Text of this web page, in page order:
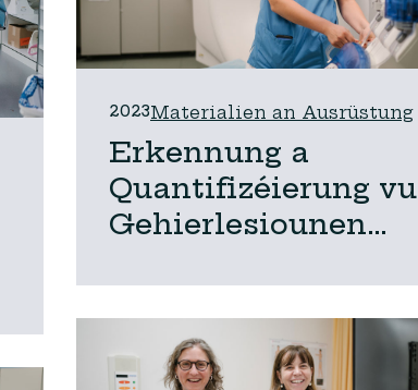
2023Materialien an Ausrüstung
Erkennung a
Quantifizéierung vu
Gehierlesiounen
assistéiert duerch
Kënschtlech
Intelligenz